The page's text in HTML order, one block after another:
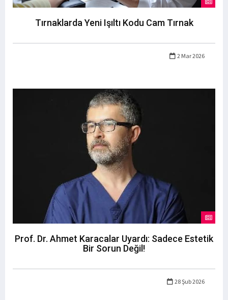
Tırnaklarda Yeni Işıltı Kodu Cam Tırnak
2 Mar 2026
Prof. Dr. Ahmet Karacalar Uyardı: Sadece Estetik
Bir Sorun Değil!
28 Şub 2026